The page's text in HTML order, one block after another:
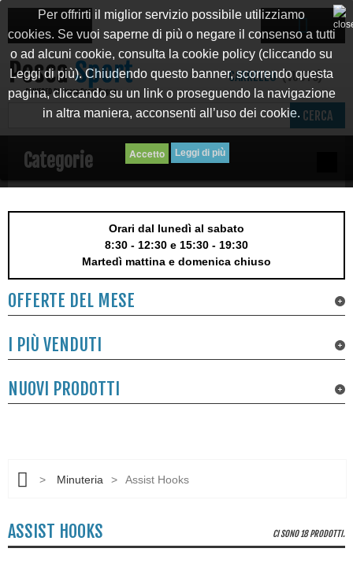
CERCA
CARRELLO (VUOTO)
Categorie
Per offrirti il miglior servizio possibile utilizziamo
cookies. Se vuoi saperne di più o negare il consenso a tutti
o ad alcuni cookie, consulta la cookie policy (cliccando su
Leggi di più). Chiudendo questo banner, scorrendo questa
pagina, cliccando su un link o proseguendo la navigazione
in altra maniera, acconsenti all’uso dei cookie.
Leggi di più
Orari dal lunedì al sabato
8:30 - 12:30 e 15:30 - 19:30
Martedì mattina e domenica chiuso
OFFERTE DEL MESE
I PIÙ VENDUTI
NUOVI PRODOTTI
> Minuteria > Assist Hooks
ASSIST HOOKS CI SONO 18 PRODOTTI.